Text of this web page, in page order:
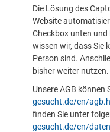
Die Lösung des
Website
Checkbox unten und
wissen wir, dass Sie
Person sind.
bisher weiter nutzen.
Unsere AGB können
gesucht.de/en/
finden Sie unter
gesucht.de/en/